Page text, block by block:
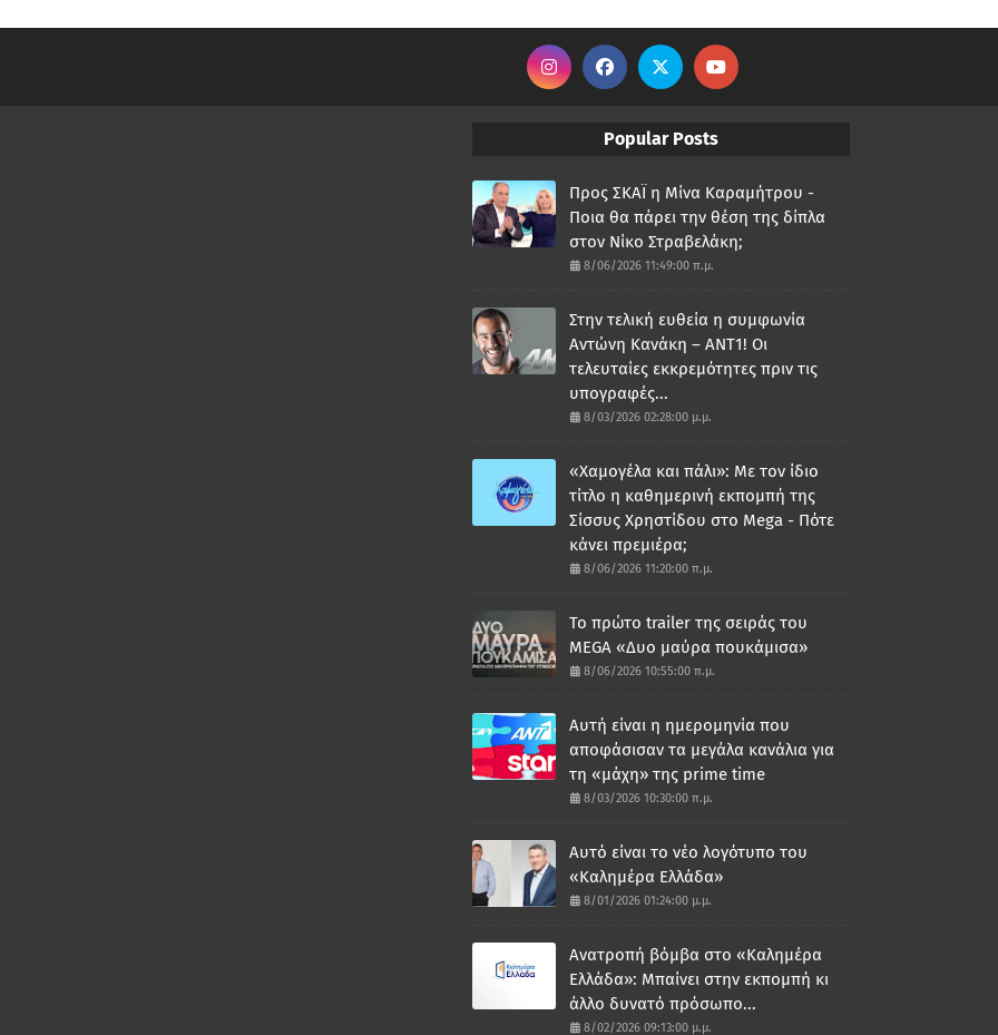
Popular Posts
Προς ΣΚΑΪ η Μίνα Καραμήτρου -
Ποια θα πάρει την θέση της δίπλα
στον Νίκο Στραβελάκη;
8/06/2026 11:49:00 π.μ.
Στην τελική ευθεία η συμφωνία
Αντώνη Κανάκη – ΑΝΤ1! Οι
τελευταίες εκκρεμότητες πριν τις
υπογραφές...
8/03/2026 02:28:00 μ.μ.
«Χαμογέλα και πάλι»: Με τον ίδιο
τίτλο η καθημερινή εκπομπή της
Σίσσυς Χρηστίδου στο Mega - Πότε
κάνει πρεμιέρα;
8/06/2026 11:20:00 π.μ.
Το πρώτο trailer της σειράς του
MEGA «Δυο μαύρα πουκάμισα»
8/06/2026 10:55:00 π.μ.
Αυτή είναι η ημερομηνία που
αποφάσισαν τα μεγάλα κανάλια για
τη «μάχη» της prime time
8/03/2026 10:30:00 π.μ.
Αυτό είναι το νέο λογότυπο του
«Καλημέρα Ελλάδα»
8/01/2026 01:24:00 μ.μ.
Ανατροπή βόμβα στο «Καλημέρα
Ελλάδα»: Μπαίνει στην εκπομπή κι
άλλο δυνατό πρόσωπο...
8/02/2026 09:13:00 μ.μ.